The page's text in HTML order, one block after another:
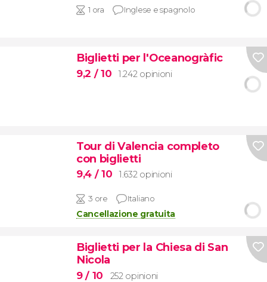
1 ora Inglese e spagnolo
Biglietti per l'Oceanogràfic
9,2 / 10 1.242 opinioni
Tour di Valencia completo
con biglietti
9,4 / 10 1.632 opinioni
3 ore Italiano
Cancellazione gratuita
Biglietti per la Chiesa di San
Nicola
9/ 10 252 opinioni